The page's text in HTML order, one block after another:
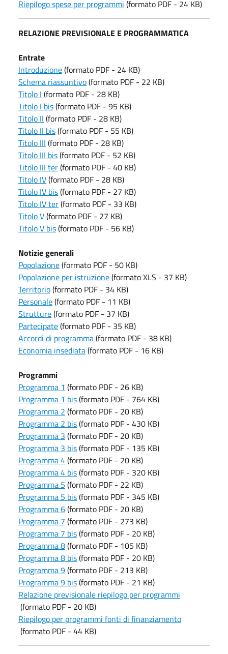
Riepilogo spese per programmi (formato PDF - 24 KB)
RELAZIONE PREVISIONALE E PROGRAMMATICA
Entrate
Introduzione(formato PDF - 24 KB)
Schema riassuntivo(formato PDF - 22 KB)
Titolo I (formato PDF - 28 KB)
Titolo I bis(formato PDF - 95 KB)
Titolo II (formato PDF - 28 KB)
Titolo II bis(formato PDF - 55 KB)
Titolo III (formato PDF - 28 KB)
Titolo III bis(formato PDF - 52 KB)
Titolo III ter(formato PDF - 40 KB)
Titolo IV(formato PDF - 28 KB)
Titolo IV bis(formato PDF - 27 KB)
Titolo IV ter(formato PDF - 33 KB)
Titolo V(formato PDF - 27 KB)
Titolo V bis(formato PDF - 56 KB)
Notizie generali
Popolazione(formato PDF - 50 KB)
Popolazione per istruzione(formato XLS - 37 KB)
Territorio(formato PDF - 34 KB)
Personale(formato PDF - 11 KB)
Strutture(formato PDF - 37 KB)
Partecipate(formato PDF - 35 KB)
Accordi di programma(formato PDF - 38 KB)
Economia insediata(formato PDF - 16 KB)
Programmi
Programma 1 (formato PDF - 26 KB)
Programma 1 bis(formato PDF - 764 KB)
Programma 2 (formato PDF - 20 KB)
Programma 2 bis(formato PDF - 430 KB)
Programma 3 (formato PDF - 20 KB)
Programma 3 bis(formato PDF - 135 KB)
Programma 4(formato PDF - 20 KB)
Programma 4 bis(formato PDF - 320 KB)
Programma 5 (formato PDF - 22 KB)
Programma 5 bis(formato PDF - 345 KB)
Programma 6(formato PDF - 20 KB)
Programma 7 (formato PDF - 273 KB)
Programma 7 bis(formato PDF - 20 KB)
Programma 8(formato PDF - 105 KB)
Programma 8 bis(formato PDF - 20 KB)
Programma 9(formato PDF - 213 KB)
Programma 9 bis(formato PDF - 21 KB)
Relazione previsionale riepilogo per programmi
(formato PDF - 20 KB)
Riepilogo per programmi fonti di finanziamento
(formato PDF - 44 KB)